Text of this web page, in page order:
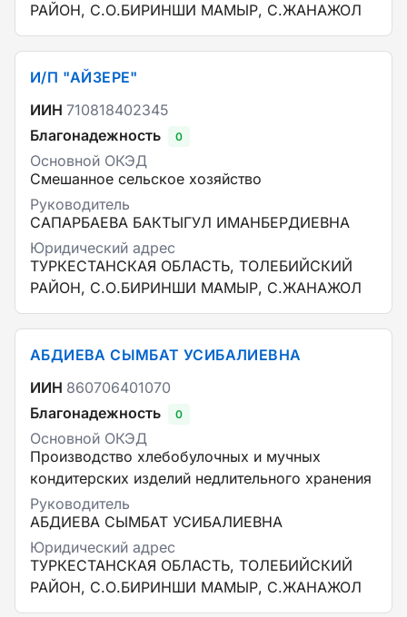
РАЙОН, С.О.БИРИНШИ МАМЫР, С.ЖАНАЖОЛ
И/П "АЙЗЕРЕ"
ИИН 710818402345
Благонадежность
0
Основной ОКЭД
Смешанное сельское хозяйство
Руководитель
САПАРБАЕВА БАКТЫГУЛ ИМАНБЕРДИЕВНА
Юридический адрес
ТУРКЕСТАНСКАЯ ОБЛАСТЬ, ТОЛЕБИЙСКИЙ
РАЙОН, С.О.БИРИНШИ МАМЫР, С.ЖАНАЖОЛ
АБДИЕВА СЫМБАТ УСИБАЛИЕВНА
ИИН 860706401070
Благонадежность
0
Основной ОКЭД
Производство хлебобулочных и мучных
кондитерских изделий недлительного хранения
Руководитель
АБДИЕВА СЫМБАТ УСИБАЛИЕВНА
Юридический адрес
ТУРКЕСТАНСКАЯ ОБЛАСТЬ, ТОЛЕБИЙСКИЙ
РАЙОН, С.О.БИРИНШИ МАМЫР, С.ЖАНАЖОЛ